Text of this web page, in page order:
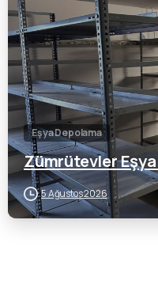
Eşya Depolama
Zümrütevler
5 Ağustos 2026